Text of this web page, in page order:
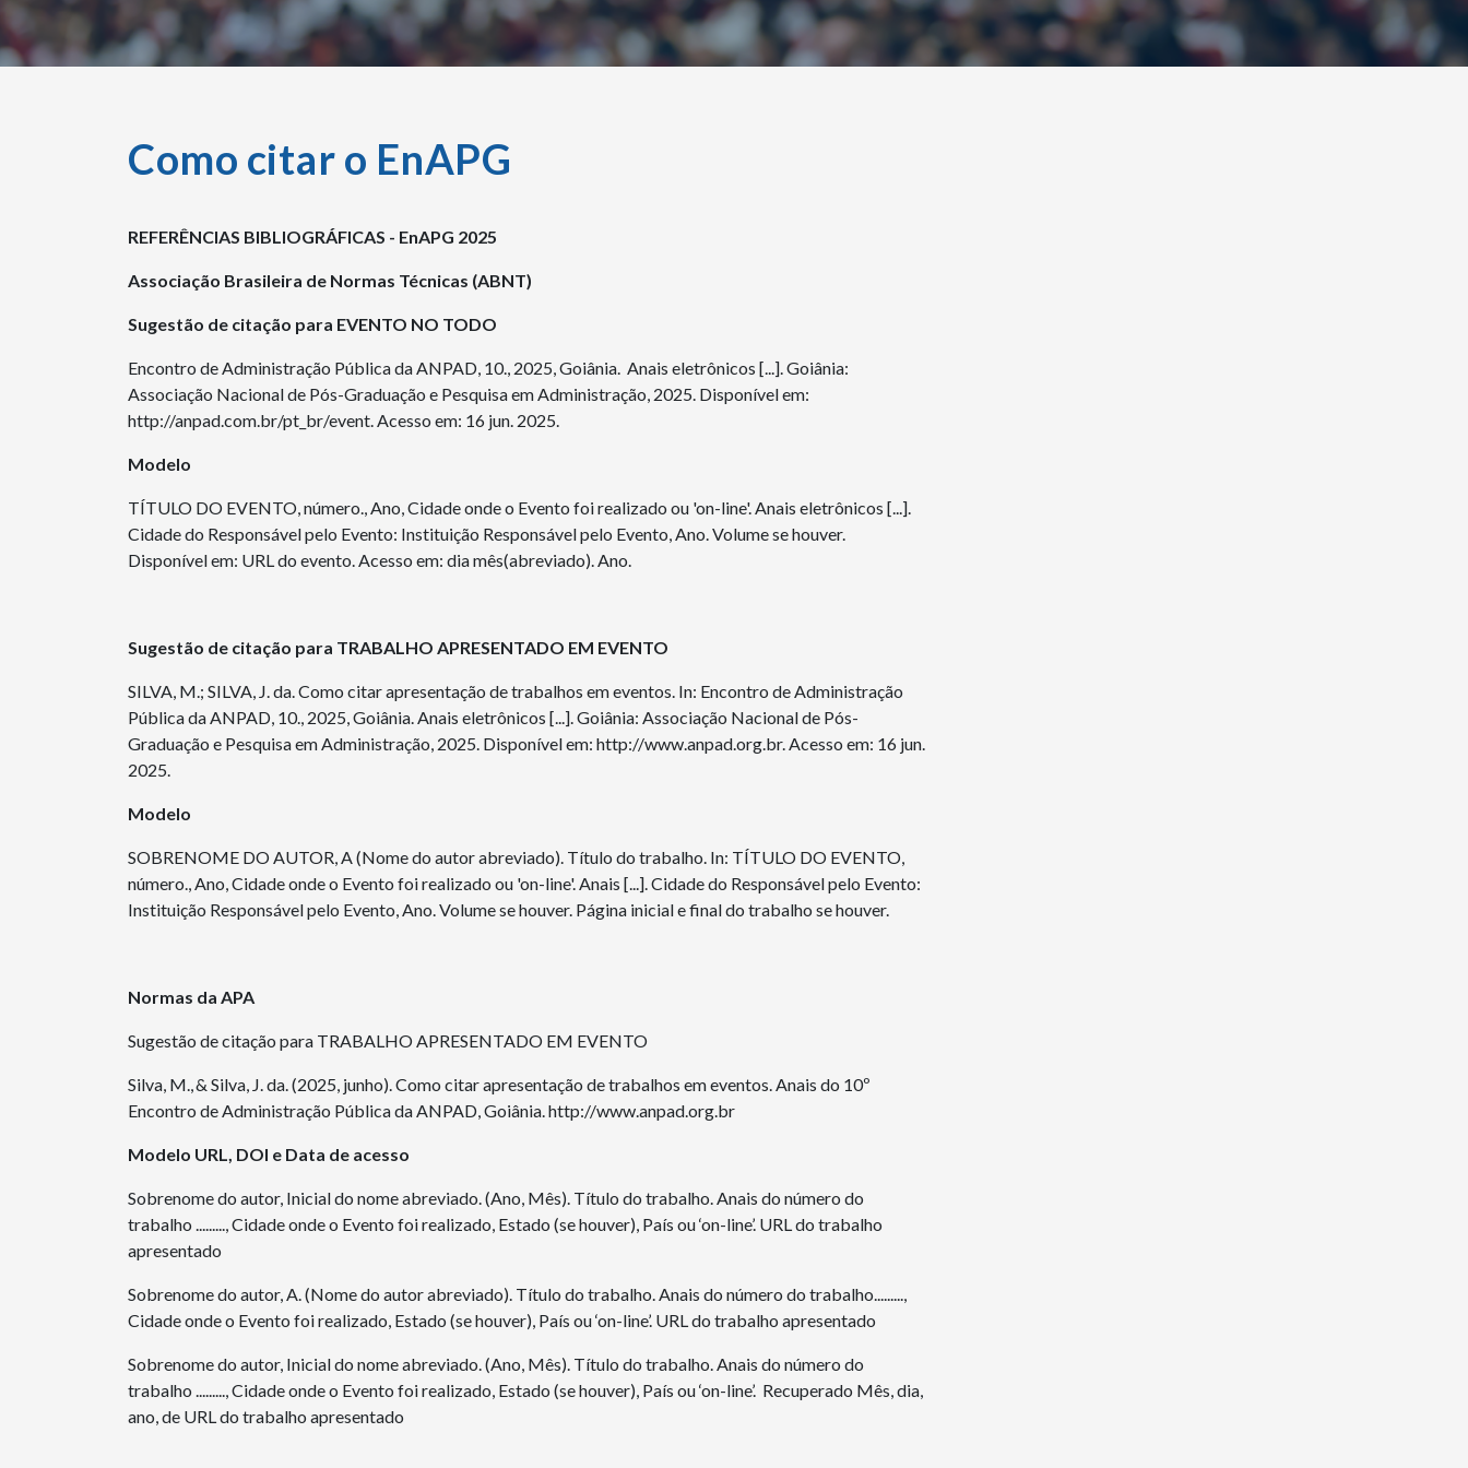
Como citar o EnAPG
REFERÊNCIAS BIBLIOGRÁFICAS - EnAPG 2025
Associação Brasileira de Normas Técnicas (ABNT)
Sugestão de citação para EVENTO NO TODO
Encontro de Administração Pública da ANPAD, 10., 2025, Goiânia. Anais eletrônicos [...]. Goiânia:
Associação Nacional de Pós-Graduação e Pesquisa em Administração, 2025. Disponível em:
http://anpad.com.br/pt_br/event. Acesso em: 16 jun. 2025.
Modelo
TÍTULO DO EVENTO, número., Ano, Cidade onde o Evento foi realizado ou 'on-line'. Anais eletrônicos [...].
Cidade do Responsável pelo Evento: Instituição Responsável pelo Evento, Ano. Volume se houver.
Disponível em: URL do evento. Acesso em: dia mês(abreviado). Ano.
Sugestão de citação para TRABALHO APRESENTADO EM EVENTO
SILVA, M.; SILVA, J. da. Como citar apresentação de trabalhos em eventos. In: Encontro de Administração
Pública da ANPAD, 10., 2025, Goiânia. Anais eletrônicos [...]. Goiânia: Associação Nacional de Pós-
Graduação e Pesquisa em Administração, 2025. Disponível em: http://www.anpad.org.br. Acesso em: 16 jun.
2025.
Modelo
SOBRENOME DO AUTOR, A (Nome do autor abreviado). Título do trabalho. In: TÍTULO DO EVENTO,
número., Ano, Cidade onde o Evento foi realizado ou 'on-line'. Anais [...]. Cidade do Responsável pelo Evento:
Instituição Responsável pelo Evento, Ano. Volume se houver. Página inicial e final do trabalho se houver.
Normas da APA
Sugestão de citação para TRABALHO APRESENTADO EM EVENTO
Silva, M., & Silva, J. da. (2025, junho). Como citar apresentação de trabalhos em eventos. Anais do 10º
Encontro de Administração Pública da ANPAD, Goiânia. http://www.anpad.org.br
Modelo URL, DOI e Data de acesso
Sobrenome do autor, Inicial do nome abreviado. (Ano, Mês). Título do trabalho. Anais do número do
trabalho ........., Cidade onde o Evento foi realizado, Estado (se houver), País ou ‘on-line’. URL do trabalho
apresentado
Sobrenome do autor, A. (Nome do autor abreviado). Título do trabalho. Anais do número do trabalho.........,
Cidade onde o Evento foi realizado, Estado (se houver), País ou ‘on-line’. URL do trabalho apresentado
Sobrenome do autor, Inicial do nome abreviado. (Ano, Mês). Título do trabalho. Anais do número do
trabalho ........., Cidade onde o Evento foi realizado, Estado (se houver), País ou ‘on-line’. Recuperado Mês, dia,
ano, de URL do trabalho apresentado